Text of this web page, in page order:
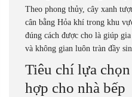
Theo phong thủy, cây xanh
cân bằng Hỏa khí trong khu
đúng cách được cho là giúp
và không gian luôn tràn đầy
Tiêu chí lựa
hợp cho nhà bếp